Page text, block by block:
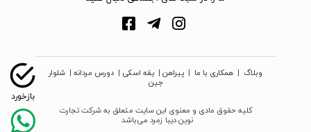
وبلاگ | همکاری با ما | پیراهن | یقه اسکی | دورس مردانه | شلوار
جین
کلیه حقوق مادی و معنوی این سایت متعلق به شرکت تجارت
نوین دیبا زمرد می‌باشد